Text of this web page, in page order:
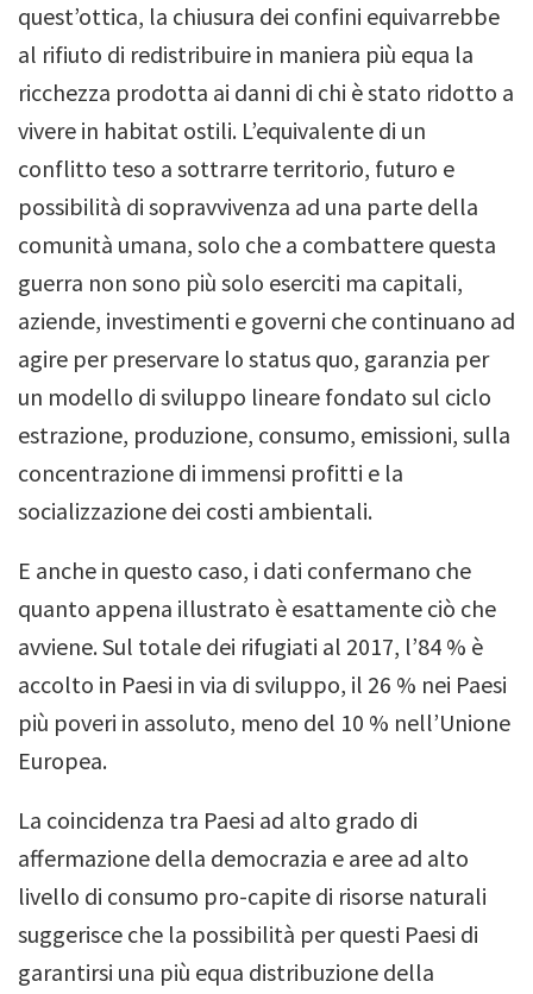
quest’ottica, la chiusura dei confini equivarrebbe
al rifiuto di redistribuire in maniera più equa la
ricchezza prodotta ai danni di chi è stato ridotto a
vivere in habitat ostili. L’equivalente di un
conflitto teso a sottrarre territorio, futuro e
possibilità di sopravvivenza ad una parte della
comunità umana, solo che a combattere questa
guerra non sono più solo eserciti ma capitali,
aziende, investimenti e governi che continuano ad
agire per preservare lo status quo, garanzia per
un modello di sviluppo lineare fondato sul ciclo
estrazione, produzione, consumo, emissioni, sulla
concentrazione di immensi profitti e la
socializzazione dei costi ambientali.
E anche in questo caso, i dati confermano che
quanto appena illustrato è esattamente ciò che
avviene.Sul totale dei rifugiati al 2017, l’84 % è
accolto in Paesi in via di sviluppo, il 26 % nei Paesi
più poveri in assoluto, meno del 10 % nell’Unione
Europea.
La coincidenza tra Paesi ad alto grado di
affermazione della democrazia e aree ad alto
livello di consumo pro-capite di risorse naturali
suggerisce che la possibilità per questi Paesi di
garantirsi una più equa distribuzione della